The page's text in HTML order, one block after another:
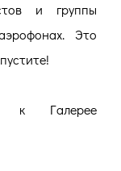
и группы
Это
к Галерее